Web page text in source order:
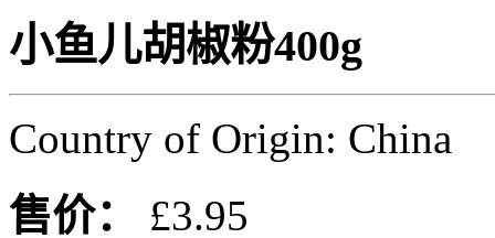
小鱼儿胡椒粉400g
Country of Origin: China
售价：
£3.95